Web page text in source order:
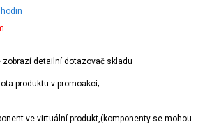
zobrazí detailní dotazovač skladu
produktu v promoakci;
ve virtuální produkt,(komponenty se mohou